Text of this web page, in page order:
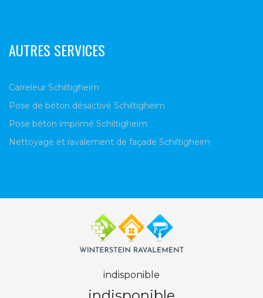
AUTRES SERVICES
Carreleur Schiltigheim
Pose de béton désactivé Schiltigheim
Pose béton imprimé Schiltigheim
Nettoyage et ravalement de façade Schiltigheim
indisponible